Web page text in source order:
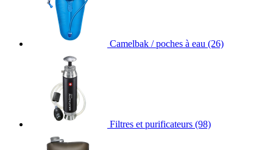
Camelbak / poches à eau (26)
Filtres et purificateurs (98)